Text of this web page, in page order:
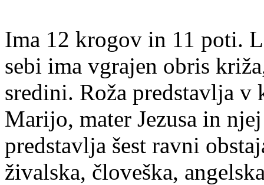
Ima 12 krogov in 11 poti.
sebi ima vgrajen obris
sredini. Roža predstavlja
Marijo, mater Jezusa in
predstavlja šest ravni
živalska, človeška,